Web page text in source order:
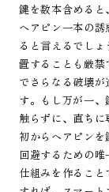
鍵を数本含めると
ヘアピン一本の
ると言えるでし
置することも厳
でさらなる破壊
す。もし万が一
触らずに、直ち
初からヘアピンを
回避するための
仕組みを作ること